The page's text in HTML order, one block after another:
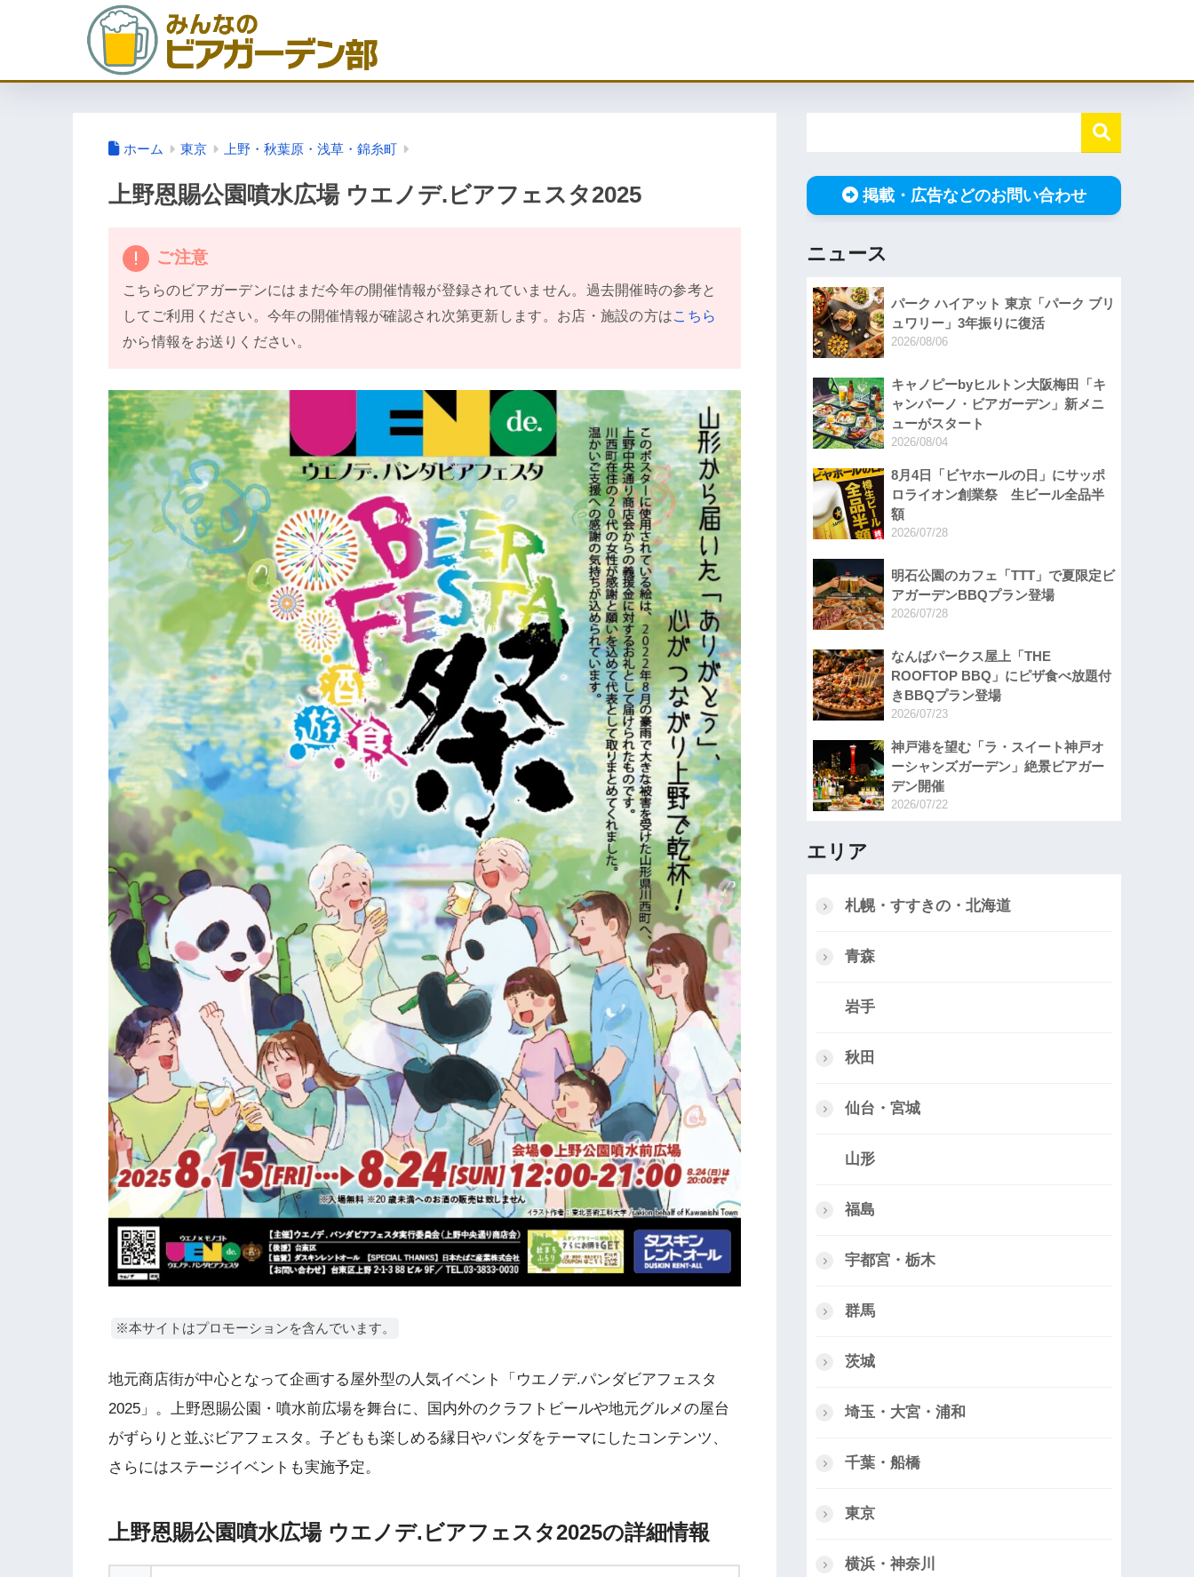
ホーム 東京 上野・秋葉原・浅草・錦糸町
上野恩賜公園噴水広場 ウエノデ.ビアフェスタ2025
ご注意
こちらのビアガーデンにはまだ今年の開催情報が登録されていません。過去開催時の参考と
してご利用ください。今年の開催情報が確認され次第更新します。お店・施設の方はこちら
から情報をお送りください。
※本サイトはプロモーションを含んでいます。
地元商店街が中心となって企画する屋外型の人気イベント「ウエノデ.パンダビアフェスタ
2025」。上野恩賜公園・噴水前広場を舞台に、国内外のクラフトビールや地元グルメの屋台
がずらりと並ぶビアフェスタ。子どもも楽しめる縁日やパンダをテーマにしたコンテンツ、
さらにはステージイベントも実施予定。
上野恩賜公園噴水広場 ウエノデ.ビアフェスタ2025の詳細情報
掲載・広告などのお問い合わせ
ニュース
パーク ハイアット 東京「パーク ブリ
ュワリー」3年振りに復活
2026/08/06
キャノピーbyヒルトン大阪梅田「キ
ャンパーノ・ビアガーデン」新メニ
ューがスタート
2026/08/04
8月4日「ビヤホールの日」にサッポ
ロライオン創業祭 生ビール全品半
額
2026/07/28
明石公園のカフェ「TTT」で夏限定ビ
アガーデンBBQプラン登場
2026/07/28
なんばパークス屋上「THE
ROOFTOP BBQ」にピザ食べ放題付
きBBQプラン登場
2026/07/23
神戸港を望む「ラ・スイート神戸オ
ーシャンズガーデン」絶景ビアガー
デン開催
2026/07/22
エリア
札幌・すすきの・北海道
青森
岩手
秋田
仙台・宮城
山形
福島
宇都宮・栃木
群馬
茨城
埼玉・大宮・浦和
千葉・船橋
東京
横浜・神奈川